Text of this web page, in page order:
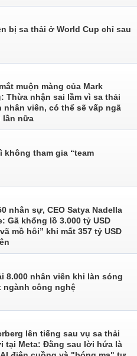
bị sa thải ở World Cup chỉ sau
muộn màng của Mark
Thừa nhận sai lầm vì sa thải
nhân viên, có thể sẽ vấp ngã
lần nữa
không tham gia “team
nhân sự, CEO Satya Nadella
Gã khổng lồ 3.000 tỷ USD
mồ hôi” khi mất 357 tỷ USD
8.000 nhân viên khi làn sóng
ngành công nghệ
lên tiếng sau vụ sa thải
tại Meta: Đằng sau lời hứa là